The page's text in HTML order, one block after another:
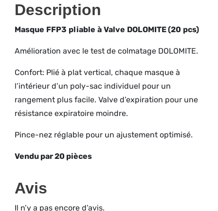
Description
Masque FFP3 pliable à Valve DOLOMITE(20 pcs)
Amélioration avec le test de colmatage DOLOMITE.
Confort: Plié à plat vertical, chaque masque à
l’intérieur d’un poly-sac individuel pour un
rangement plus facile. Valve d’expiration pour une
résistance expiratoire moindre.
Pince-nez réglable pour un ajustement optimisé.
Vendu par 20 pièces
Avis
Il n’y a pas encore d’avis.